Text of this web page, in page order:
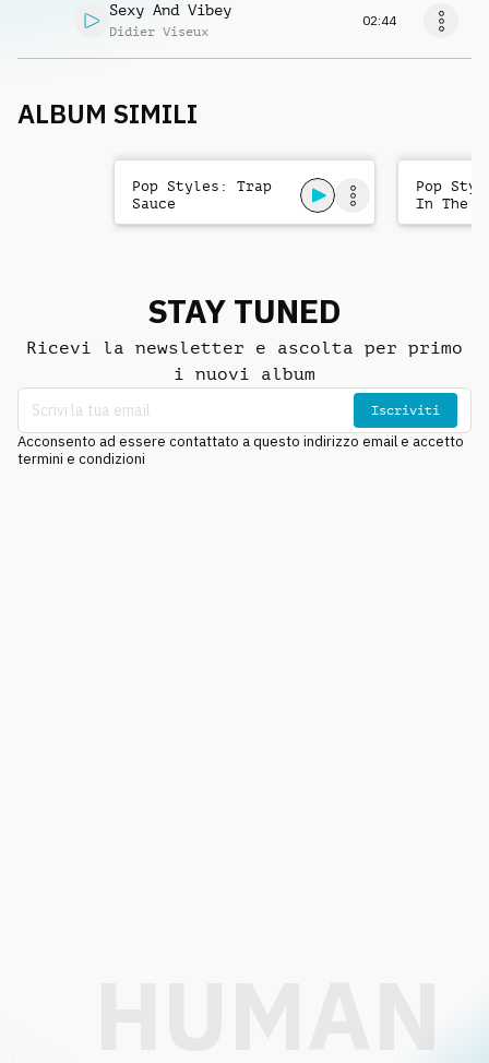
Sexy And Vibey
Didier Viseux
02:44
ALBUM SIMILI
Pop Styles: Trap
Sauce
Pop
In The
STAY TUNED
Ricevi la newsletter e ascolta per primo
i nuovi album
Iscriviti
Acconsento ad essere contattato a questo indirizzo email e accetto
termini e condizioni